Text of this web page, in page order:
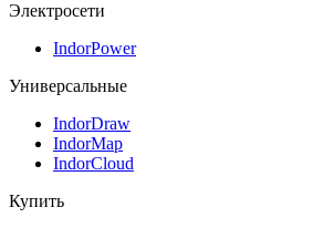
Электросети
IndorPower
Универсальные
IndorDraw
IndorMap
IndorCloud
Купить